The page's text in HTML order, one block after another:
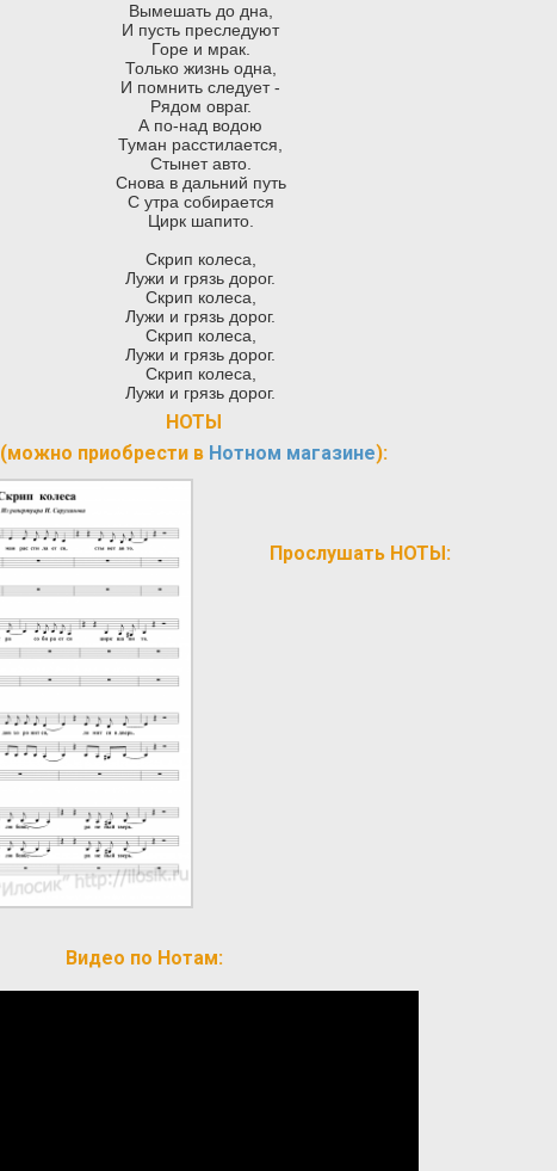
Вымешать до дна,
И пусть преследуют
Горе и мрак.
Только жизнь одна,
И помнить следует -
Рядом овраг.
А по-над водою
Туман расстилается,
Стынет авто.
Снова в дальний путь
С утра собирается
Цирк шапито.
Скрип колеса,
Лужи и грязь дорог.
Скрип колеса,
Лужи и грязь дорог.
Скрип колеса,
Лужи и грязь дорог.
Скрип колеса,
Лужи и грязь дорог.
НОТЫ
(можно приобрести в Нотном магазине):
Видео по Нотам:
Прослушать НОТЫ: